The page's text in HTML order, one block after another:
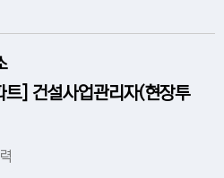
] 건설사업관리자(현장투